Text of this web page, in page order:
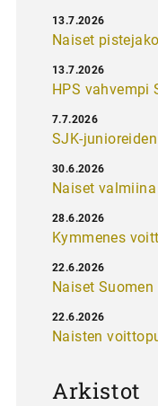
Naiset
13.7.2026
HPS vahvempi
13.7.2026
SJK-
7.7.2026
Naiset
30.6.2026
Kymmenes
28.6.2026
Naiset
22.6.2026
Naisten
22.6.2026
Arkistot